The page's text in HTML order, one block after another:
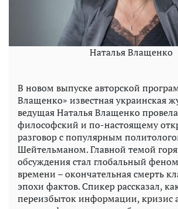
Наталья Влащенко
В новом выпуске авторской
Влащенко» известная украинская
ведущая Наталья Влащенко
философский и по-настоящему
разговор с популярным
Шейтельманом. Главной темой
обсуждения стал глобальный
времени – окончательная смерть
эпохи фактов. Спикер рассказал,
переизбыток информации, кризис